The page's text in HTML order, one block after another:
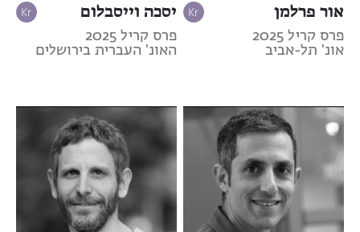
אור פרלמן
פרס קריל 2025
אונ' תל-אביב
יסכה וייסבלום
פרס קריל 2025
האונ' העברית בירושלים